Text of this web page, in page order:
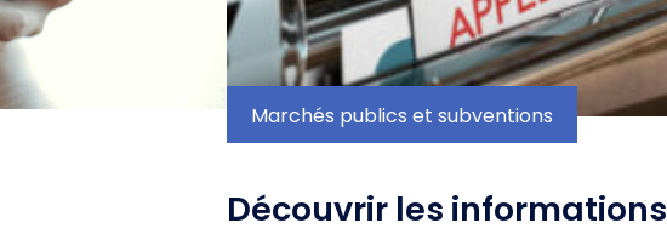
Marchés publics et subventions
Découvrir les informations